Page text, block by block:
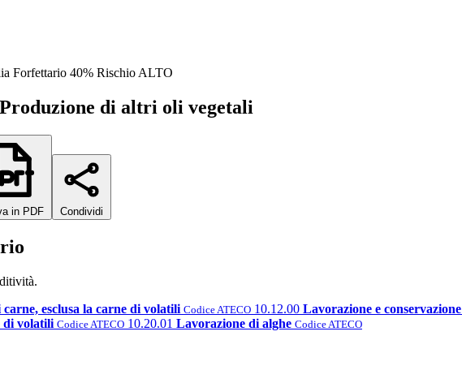
Forfettario 40% Rischio ALTO
di altri oli vegetali
in PDF Condividi
esclusa la carne di volatili Codice ATECO 10.12.00 Lavorazione e
di volatili Codice ATECO 10.20.01 Lavorazione di alghe Codice ATECO